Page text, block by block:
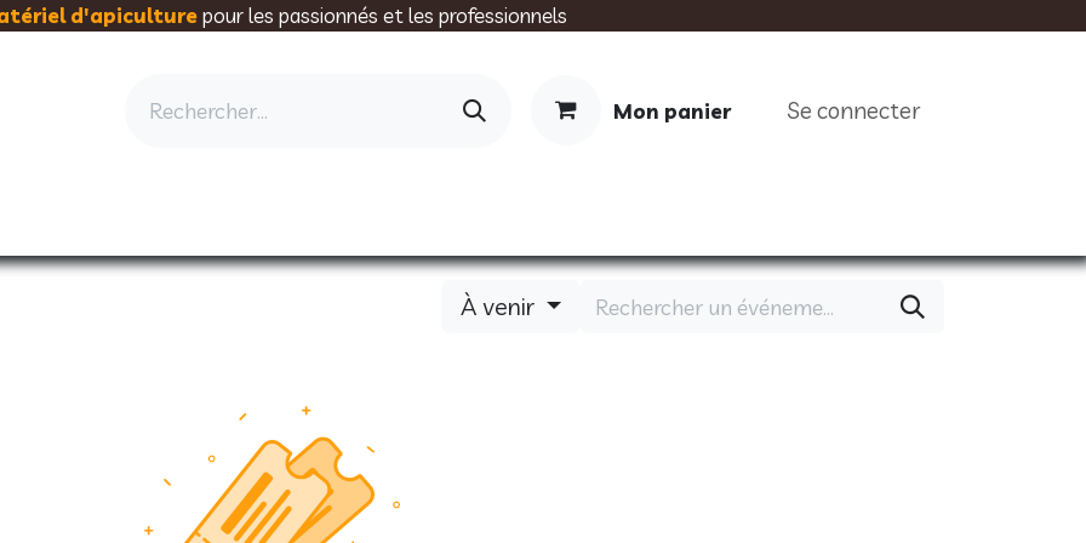
d'apiculturepour les passionnés et les professionnels
Mon panier Se connecter
À venir